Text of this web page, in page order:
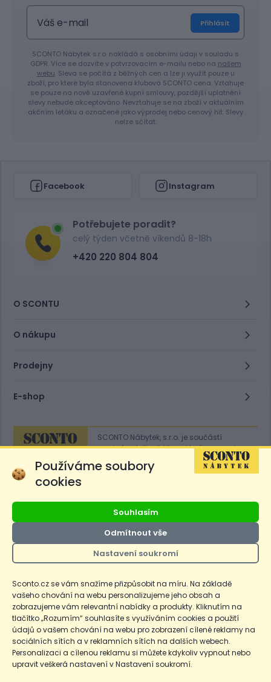
Přihlásit
SCONTO Nábytek s.r.o. nakládá s osobními údaji v souladu s
GDPR. Více se dozvíte v potvrzovacím e-mailu nebo na našem
webu. Sleva se počítá z běžných cen a lze ji využít pouze u
zboží, pro které byla stanovena klubová SCONTO cena. Vztahuje
se pouze na nově uzavřené kupní smlouvy, pozdější uplatnění
slevy nebude akceptováno. Nevztahuje se na zboží v aktuálním
akčním letáku a označené jako výprodej nebo cenový hit. Slevy
nelze sčítat.
Facebook Instagram
Potřebujete poradit?
celý týden včetně víkendů 8-18h
+420 220 804 804
O SCONTU
O nákupu
Prodejny
E-shop
SCONTO Nábytek, s.r.o. je součástí
mezinárodního řetězce, který provozuje
obchodní domy
Sconto.
Ceny produktů na e-shopu sconto.cz jsou označeny následovně. Běžná
cena je cena bez označení, *Cena pro členy SCONTO Clubu, **Akční
dnů před prvním zlevněním. Dle zákona o ochraně spotřebitele §12a je
uvedená Běžná cena současně i nejnižší za 30 dní, pokud není Nejnižší
Běžná cena za 30 dní uvedena samostatně na detailu produktu.
CopyrightOchrana osobních údajůCookiesNastavení cookies
© 2026 SCONTO Nábytek s.r.o.
Používáme soubory
cookies
Souhlasím
Odmítnout vše
Nastavení soukromí
Sconto.cz se vám snažíme přizpůsobit na míru. Na základě
vašeho chování na webu personalizujeme jeho obsah a
zobrazujeme vám relevantní nabídky a produkty. Kliknutím na
tlačítko „Rozumím“ souhlasíte s využíváním cookies a použití
údajů o vašem chování na webu pro zobrazení cílené reklamy na
sociálních sítích a v reklamních sítích na dalších webech.
Personalizaci a cílenou reklamu si můžete kdykoliv vypnout nebo
upravit veškerá nastavení v Nastavení soukromí.